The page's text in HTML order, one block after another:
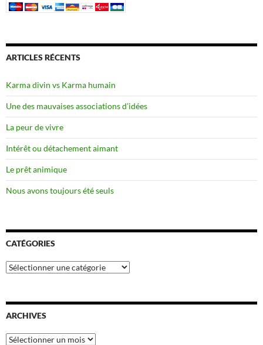
ARTICLES RÉCENTS
Karma divin vs Karma humain
Une des mauvaises associations d’idées
La peur de vivre
Intérêt ou détachement aimant
Le prêt animique
Nous avons toujours été seuls
CATÉGORIES
Catégories
ARCHIVES
Archives